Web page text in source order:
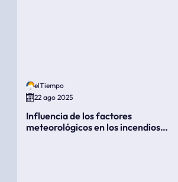
elTiempo
22 ago 2025
Influencia de los factores
meteorológicos en los incendios